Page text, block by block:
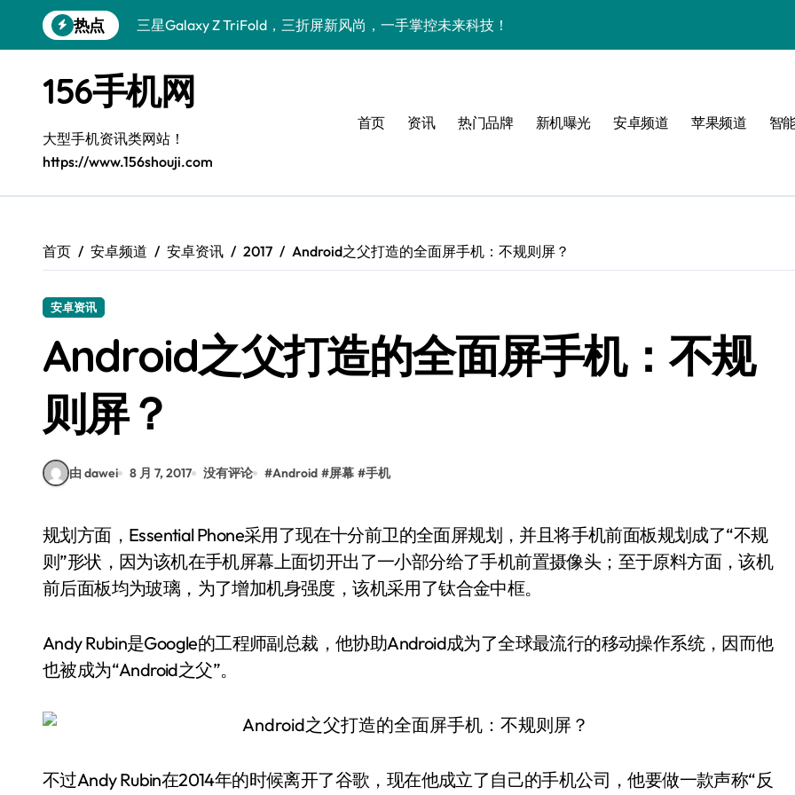
到
热点
三星Galaxy Z TriFold，三折屏新风尚，一手掌控未来科技！
vivo S50新功能大揭秘！优惠来袭，高效玩机就现在！
vivo S50 Pro mini：小机身大能量，资讯一手轻松掌控！
三星Galaxy Z Fold7抢先揭秘！手机管家带你速览新亮点
三星Galaxy S26震撼来袭！创新科技亮点全搜罗，速来围观！
S25 Ultra颜值炸裂！定制主题潮翻天
iPhone 17 Pro速递！揭秘超实用功能，抢先解锁新体验！
156手机网
大型手机资讯类网站！
https://www.156shouji.com
首页 资讯 热门品牌 新机曝光 安卓频道 苹果频道 智
首页 安卓频道 安卓资讯 2017 Android之父打造的全面屏手机：不规则屏？
安卓资讯
Android之父打造的全面屏手机：不规
则屏？
由 dawei 8 月 7, 2017 没有评论 #Android #屏幕 #手机
规划方面，Essential Phone采用了现在十分前卫的全面屏规划，并且将手机前面板规划成了“不规
则”形状，因为该机在手机屏幕上面切开出了一小部分给了手机前置摄像头；至于原料方面，该机
前后面板均为玻璃，为了增加机身强度，该机采用了钛合金中框。
Andy Rubin是Google的工程师副总裁，他协助Android成为了全球最流行的移动操作系统，因而他
也被成为“Android之父”。
不过Andy Rubin在2014年的时候离开了谷歌，现在他成立了自己的手机公司，他要做一款声称“反